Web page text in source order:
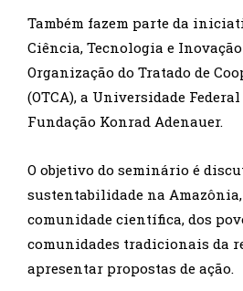
Também fazem parte da
Ciência, Tecnologia e Inovação
Organização do Tratado de
(OTCA), a Universidade Federal
Fundação Konrad Adenauer.
O objetivo do seminário é
sustentabilidade na
comunidade científica, dos
comunidades tradicionais da
apresentar propostas de ação.